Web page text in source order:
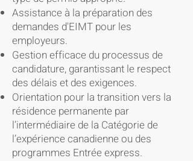
Assistance à la préparation des
demandes d'EIMT pour les
employeurs.
Gestion efficace du processus de
candidature, garantissant le respect
des délais et des exigences.
Orientation pour la transition vers la
résidence permanente par
l’intermédiaire de la Catégorie de
l’expérience canadienne ou des
programmes Entrée express.